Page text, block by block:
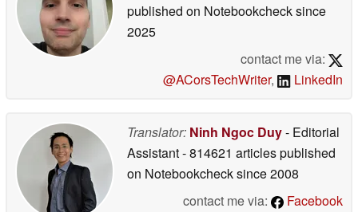
published on Notebookchecksince
2025
contact me via:
@ACorsTechWriter, LinkedIn
Translator: Ninh Ngoc Duy- Editorial
Assistant- 814621 articles published
on Notebookchecksince 2008
contact me via:
Facebook